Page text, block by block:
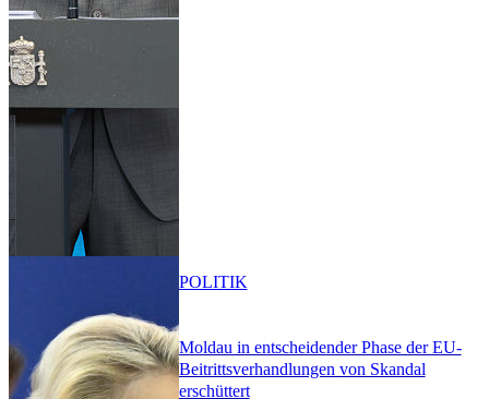
Moldau in entscheidender Phase der EU-
Beitrittsverhandlungen von Skandal
erschüttert
POLITIK